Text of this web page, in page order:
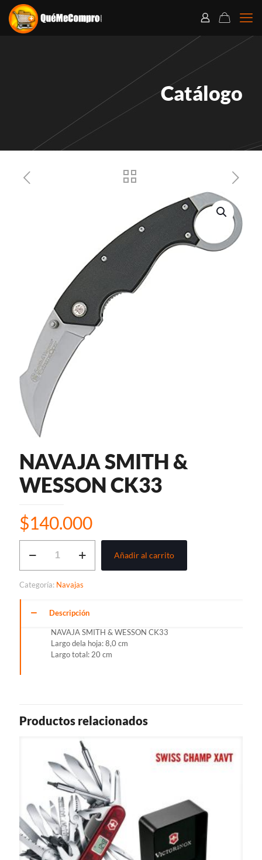
Catálogo
NAVAJA SMITH &
WESSON CK33
$140.000
SMITH
CK33
cantidad
Añadir al carrito
Categoría: Navajas
Descripción
NAVAJA SMITH & WESSON CK33
Largo dela hoja: 8,0 cm
Largo total: 20 cm
Productos relacionados